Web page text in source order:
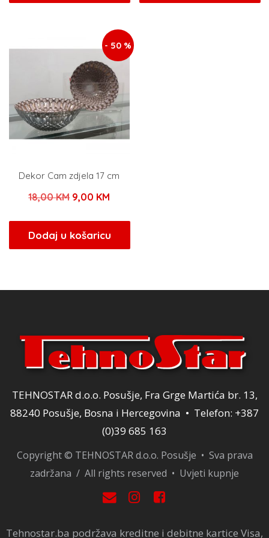
je:
29,00 KM.
je:
- 50 %
Dekor Cam zdjela 17 cm
18,00KM Izvorna
bila
je:
9,00 KM
je:
9,00 KM.
Dodaj u košaricu
TEHNOSTAR d.o.o. Posušje, Fra Grge Martića br. 13,
88240 Posušje, Bosna i Hercegovina • Telefon: +387
(0)39 685 163
Copyright © TEHNOSTAR d.o.o. Posušje • Sva prava
zadržana / All rights reserved • Uvjeti kupnje
Tehnostar.ba podržava kreditne i debitne kartice Visa,